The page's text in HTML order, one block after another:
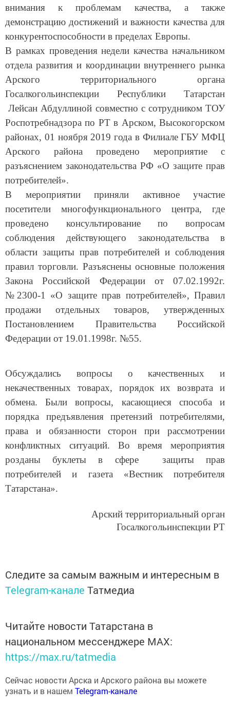
внимания к проблемам качества, а также
демонстрацию достижений и важности качества для
конкурентоспособности в пределах Европы.
В рамках проведения недели качества начальником
отдела развития и координации внутреннего рынка
Арского территориального органа
Госалкогольинспекции Республики Татарстан
Лейсан Абдуллиной совместно с сотрудником ТОУ
Роспотребнадзора по РТ в Арском, Высокогорском
районах, 01 ноября 2019 года в Филиале ГБУ МФЦ
Арского района проведено мероприятие с
разъяснением законодательства РФ «О защите прав
потребителей».
В мероприятии приняли активное участие
посетители многофункционального центра, где
проведено консультирование по вопросам
соблюдения действующего законодательства в
области защиты прав потребителей и соблюдения
правил торговли. Разъяснены основные положения
Закона Российской Федерации от 07.02.1992г.
№2300-1 «О защите прав потребителей», Правил
продажи отдельных товаров, утвержденных
Постановлением Правительства Российской
Федерации от 19.01.1998г. №55.
Обсуждались вопросы о качественных и
некачественных товарах, порядок их возврата и
обмена. Были вопросы, касающиеся способа и
порядка предъявления претензий потребителями,
права и обязанности сторон при рассмотрении
конфликтных ситуаций. Во время мероприятия
розданы буклеты в сфере защиты прав
потребителей и газета «Вестник потребителя
Татарстана».
Арский территориальный орган
Госалкогольинспекции РТ
Следите за самым важным и интересным в
Telegram-канале Татмедиа
Читайте новости Татарстана в
национальном мессенджере MАХ:
https://max.ru/tatmedia
Сейчас новости Арска и Арского района вы можете
узнать и в нашем Telegram-канале